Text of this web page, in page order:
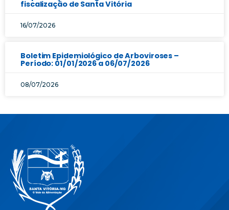
fiscalização de Santa Vitória
16/07/2026
Boletim Epidemiológico de Arboviroses –
Período: 01/01/2026 a 06/07/2026
08/07/2026